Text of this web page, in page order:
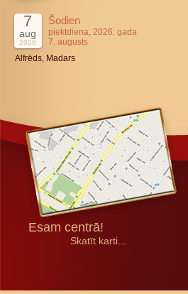
7
aug
2026
Šodien
piektdiena, 2026. gada
7. augusts
Alfrēds, Madars
Esam centrā!
Skatīt karti...